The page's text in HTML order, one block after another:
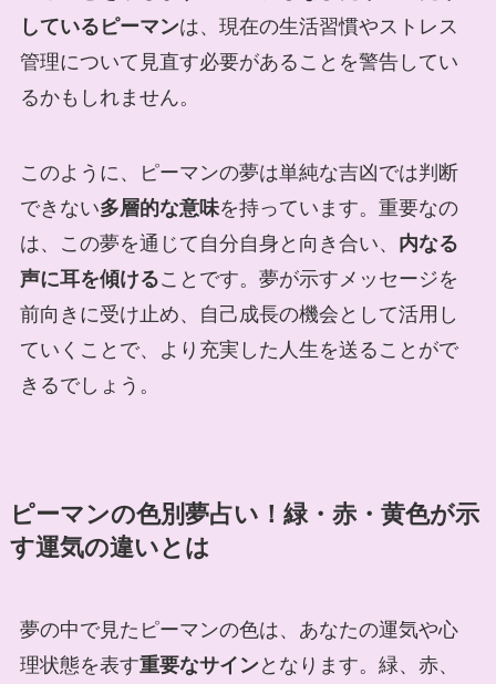
しているピーマンは、現在の生活習慣やストレス
管理について見直す必要があることを警告してい
るかもしれません。
このように、ピーマンの夢は単純な吉凶では判断
できない多層的な意味を持っています。重要なの
は、この夢を通じて自分自身と向き合い、 内なる
声に耳を傾けることです。夢が示すメッセージを
前向きに受け止め、自己成長の機会として活用し
ていくことで、より充実した人生を送ることがで
きるでしょう。
ピーマンの色別夢占い！緑・赤・黄色が示
す運気の違いとは
夢の中で見たピーマンの色は、あなたの運気や心
理状態を表す重要なサイン となります。緑、赤、